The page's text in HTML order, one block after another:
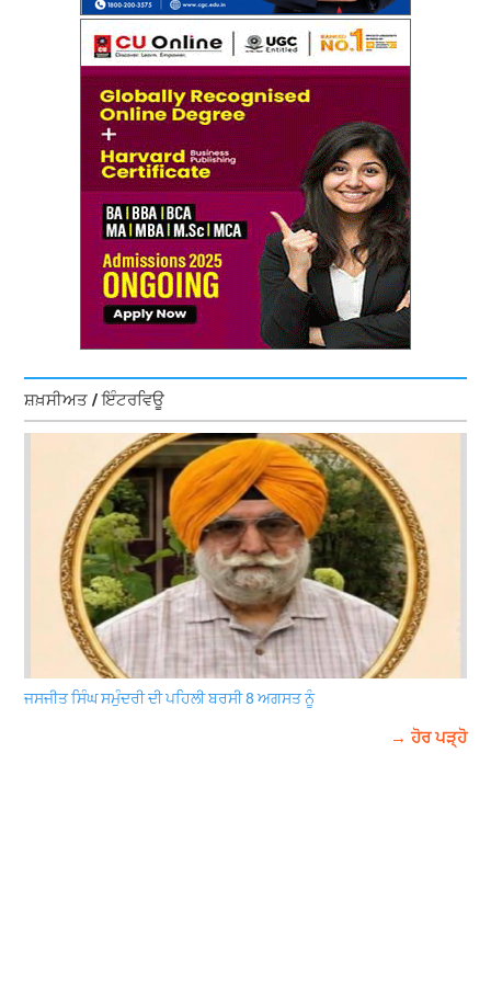
ਸ਼ਖ਼ਸੀਅਤ / ਇੰਟਰਵਿਊ
ਜਸਜੀਤ ਸਿੰਘ ਸਮੁੰਦਰੀ ਦੀ ਪਹਿਲੀ ਬਰਸੀ 8 ਅਗਸਤ ਨੂੰ
→ ਹੋਰ ਪੜ੍ਹੋ